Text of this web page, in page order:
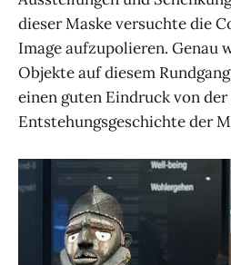
dieser Maske versuchte die
Image aufzupolieren. Genau
Objekte auf diesem
einen guten Eindruck von
Entstehungsgeschichte der